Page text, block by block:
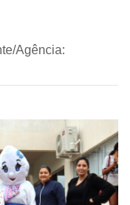
Agência: